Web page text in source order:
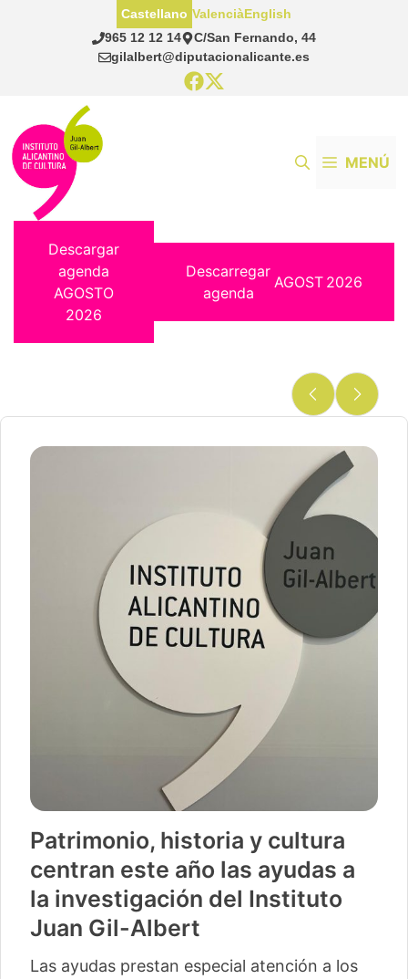
965 12 12 14
C/San Fernando, 44
gilalbert@diputacionalicante.es
Castellano ValenciàEnglish
MENÚ
Descargar
agenda
AGOSTO
2026
Descarregar
agenda
AGOST 2026
Patrimonio, historia y cultura
centran este año las ayudas a
la investigación del Instituto
Juan Gil-Albert
Las ayudas prestan especial atención a los